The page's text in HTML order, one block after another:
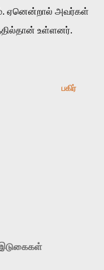
ஏனென்றால் அவர்கள்
உள்ளனர்.
பகிர்
இடுகைகள்